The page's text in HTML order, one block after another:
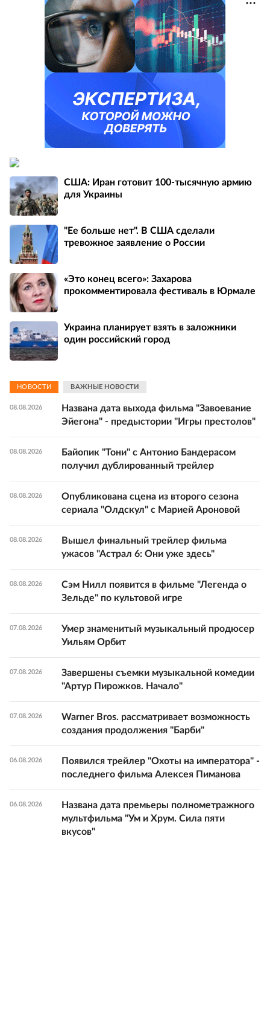
США: Иран готовит 100-тысячную армию
для Украины
"Ее больше нет". В США сделали
тревожное заявление о России
«Это конец всего»: Захарова
прокомментировала фестиваль в Юрмале
Украина планирует взять в заложники
один российский город
НОВОСТИ ВАЖНЫЕ НОВОСТИ
08.08.2026
Названа дата выхода фильма "Завоевание
Эйегона" - предыстории "Игры престолов"
08.08.2026
Байопик "Тони" с Антонио Бандерасом
получил дублированный трейлер
08.08.2026
Опубликована сцена из второго сезона
сериала "Олдскул" с Марией Ароновой
08.08.2026
Вышел финальный трейлер фильма
ужасов "Астрал 6: Они уже здесь"
08.08.2026
Сэм Нилл появится в фильме "Легенда о
Зельде" по культовой игре
07.08.2026
Умер знаменитый музыкальный продюсер
Уильям Орбит
07.08.2026
Завершены съемки музыкальной комедии
"Артур Пирожков. Начало"
07.08.2026
Warner Bros. рассматривает возможность
создания продолжения "Барби"
06.08.2026
Появился трейлер "Охоты на императора" -
последнего фильма Алексея Пиманова
06.08.2026
Названа дата премьеры полнометражного
мультфильма "Ум и Хрум. Сила пяти
вкусов"